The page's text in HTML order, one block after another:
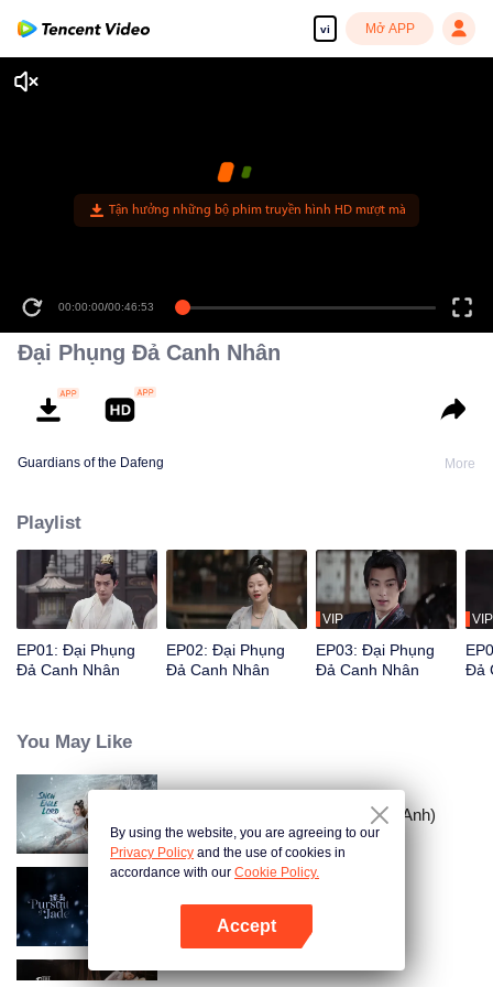
vi Mở APP
Tận hưởng những bộ phim truyền hình HD mượt mà
00:00:00/00:46:53
Đại Phụng Đả Canh Nhân
Guardians of the Dafeng More
Playlist
EP01: Đại Phụng
Đả Canh Nhân
EP02: Đại Phụng
Đả Canh Nhân
VIP
EP03: Đại Phụng
Đả Canh Nhân
VIP
Đả
You May Like
Tuyết Ưng Lĩnh Chủ (Bản Tiếng Anh)
Trục Ngọc (Bản Tiếng Anh)
By using the website, you are agreeing to our
Privacy Policy and the use of cookies in
accordance with our Cookie Policy.
Accept